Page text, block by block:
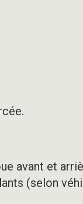
avant et
(selon